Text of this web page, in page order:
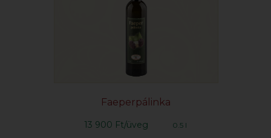
Faeperpálinka
13 900 Ft/üveg 0.5 l